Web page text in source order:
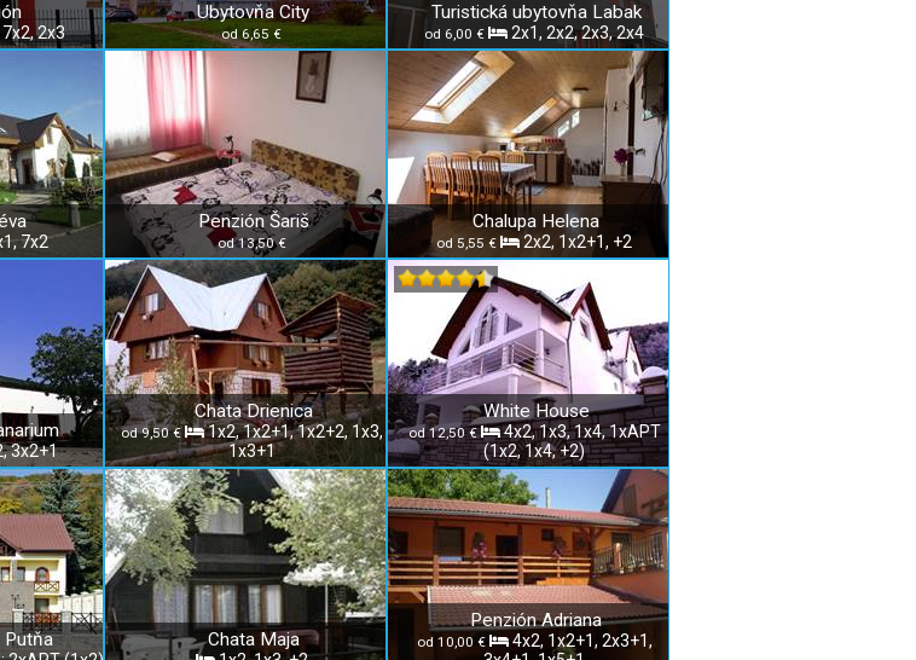
2x3
Ubytovňa City
od 6,65 €
Turistická ubytovňa Labak
od 6,00 € 2x1, 2x2, 2x3, 2x4
7x2
Penzión Šariš
od 13,50 €
Chalupa Helena
od 5,55 € 2x2, 1x2+1, +2
3x2+1
Chata Drienica
od 9,50 €
1x2, 1x2+1, 1x2+2, 1x3,
1x3+1
White House
od 12,50 €
4x2, 1x3, 1x4, 1xAPT
(1x2, 1x4, +2)
Putňa Chata Maja
Penzión Adriana
od 10,00 €
4x2, 1x2+1, 2x3+1,